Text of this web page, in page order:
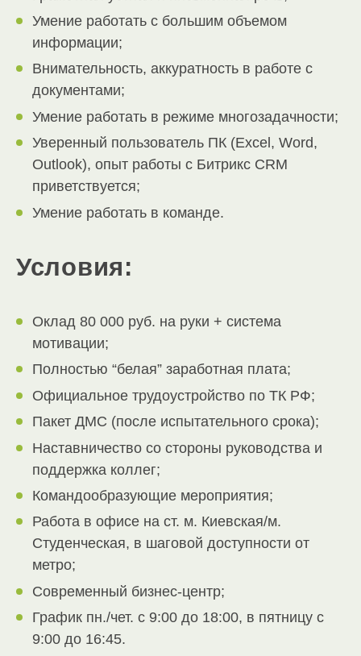
Умение работать с большим объемом
информации;
Внимательность, аккуратность в работе с
документами;
Умение работать в режиме многозадачности;
Уверенный пользователь ПК (Excel, Word,
Outlook), опыт работы с Битрикс CRM
приветствуется;
Умение работать в команде.
Условия:
Оклад 80 000 руб. на руки + система
мотивации;
Полностью “белая” заработная плата;
Официальное трудоустройство по ТК РФ;
Пакет ДМС (после испытательного срока);
Наставничество со стороны руководства и
поддержка коллег;
Командообразующие мероприятия;
Работа в офисе на ст. м. Киевская/м.
Студенческая, в шаговой доступности от
метро;
Современный бизнес-центр;
График пн./чет. с 9:00 до 18:00, в пятницу с
9:00 до 16:45.